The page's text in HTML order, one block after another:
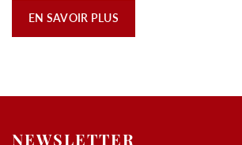
EN SAVOIR PLUS
NEWSLETTER